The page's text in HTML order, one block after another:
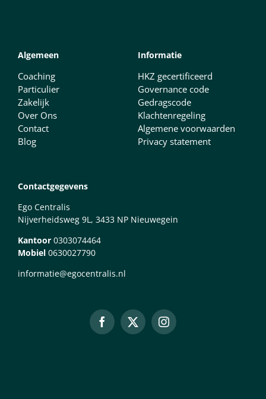
Algemeen
Coaching
Particulier
Zakelijk
Over Ons
Contact
Blog
Informatie
HKZ gecertificeerd
Governance code
Gedragscode
Klachtenregeling
Algemene voorwaarden
Privacy statement
Contactgegevens
Ego Centralis
Nijverheidsweg 9L, 3433 NP Nieuwegein
Kantoor 0303074464
Mobiel 0630027790
informatie@egocentralis.nl